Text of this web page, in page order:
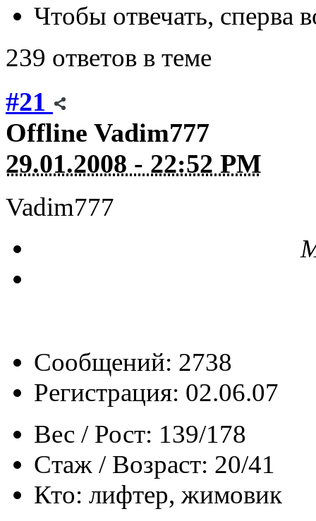
Чтобы отвечать, сперва
239 ответов в теме
#21
Offline Vadim777
29.01.2008 - 22:52 PM
Vadim777
Сообщений: 2738
Регистрация: 02.06.07
Вес / Рост: 139/178
Стаж / Возраст: 20/41
Кто: лифтер, жимовик